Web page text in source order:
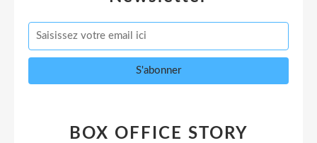
BOX OFFICE STORY